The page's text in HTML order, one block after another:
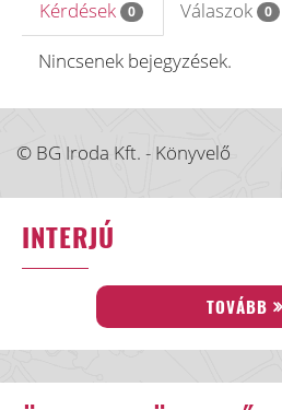
Kérdések 0 Válaszok 0
Nincsenek bejegyzések.
© BG Iroda Kft. - Könyvelő
INTERJÚ
TOVÁBB